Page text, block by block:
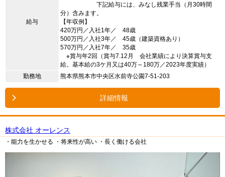
給与
下記給与には、みなし残業手当（月30時間
分）含みます。
【年収例】
420万円／入社1年／ 48歳
500万円／入社3年／ 45歳（建築資格あり）
570万円／入社7年／ 35歳
※賞与年2回（賞与7.12月 会社業績により決算賞与支
給。基本給の3ケ月又は40万～180万／2023年度実績）
勤務地
熊本県熊本市中央区水前寺公園7-51-203
詳細情報
株式会社 オーレンス
・能力を生かせる ・将来性が高い ・長く働ける会社